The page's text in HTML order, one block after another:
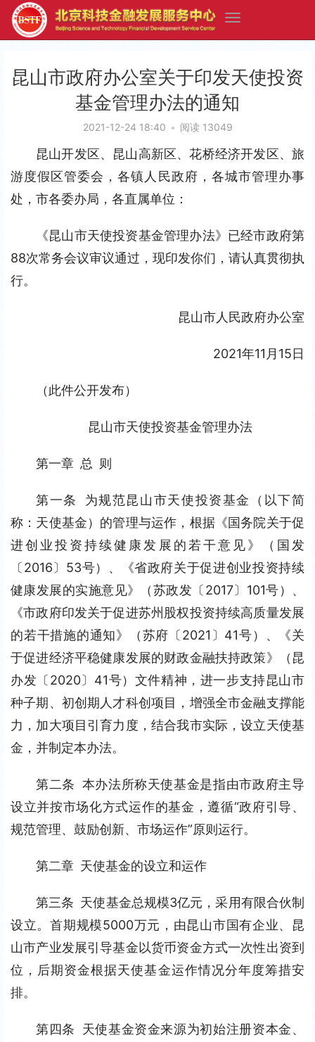
昆山市政府办公室关于印发天使投资
基金管理办法的通知
2021-12-24 18:40 • 阅读 13049
昆山开发区、昆山高新区、花桥经济开发区、旅
游度假区管委会，各镇人民政府，各城市管理办事
处，市各委办局，各直属单位：
《昆山市天使投资基金管理办法》已经市政府第
88次常务会议审议通过，现印发你们，请认真贯彻执
行。
昆山市人民政府办公室
2021年11月15日
（此件公开发布）
昆山市天使投资基金管理办法
第一章 总 则
第一条 为规范昆山市天使投资基金（以下简
称：天使基金）的管理与运作，根据《国务院关于促
进创业投资持续健康发展的若干意见》（国发
〔2016〕53号）、《省政府关于促进创业投资持续
健康发展的实施意见》（苏政发〔2017〕101号）、
《市政府印发关于促进苏州股权投资持续高质量发展
的若干措施的通知》（苏府〔2021〕41号）、《关
于促进经济平稳健康发展的财政金融扶持政策》（昆
办发〔2020〕41号）文件精神，进一步支持昆山市
种子期、初创期人才科创项目，增强全市金融支撑能
力，加大项目引育力度，结合我市实际，设立天使基
金，并制定本办法。
第二条 本办法所称天使基金是指由市政府主导
设立并按市场化方式运作的基金，遵循“政府引导、
规范管理、鼓励创新、市场运作”原则运行。
第二章 天使基金的设立和运作
第三条 天使基金总规模3亿元，采用有限合伙制
设立。首期规模5000万元，由昆山市国有企业、昆
山市产业发展引导基金以货币资金方式一次性出资到
位，后期资金根据天使基金运作情况分年度筹措安
排。
第四条 天使基金资金来源为初始注册资本金、